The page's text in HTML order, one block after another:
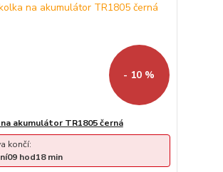
- 10 %
akumulátor TR1805 černá
končí:
09 hod18min